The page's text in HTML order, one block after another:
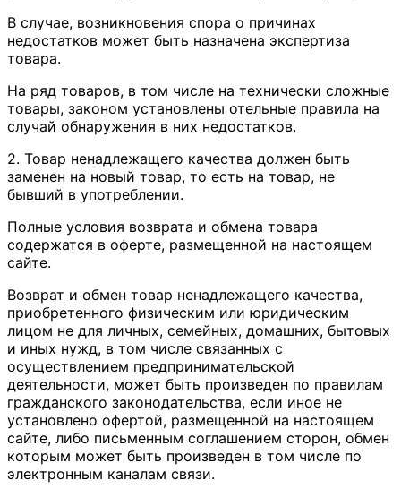
В случае, возникновения спора о причинах
недостатков может быть назначена экспертиза
товара.
На ряд товаров, в том числе на технически сложные
товары, законом установлены отельные правила на
случай обнаружения в них недостатков.
2. Товар ненадлежащего качества должен быть
заменен на новый товар, то есть на товар, не
бывший в употреблении.
Полные условия возврата и обмена товара
содержатся в оферте, размещенной на настоящем
сайте.
Возврат и обмен товар ненадлежащего качества,
приобретенного физическим или юридическим
лицом не для личных, семейных, домашних, бытовых
и иных нужд, в том числе связанных с
осуществлением предпринимательской
деятельности, может быть произведен по правилам
гражданского законодательства, если иное не
установлено офертой, размещенной на настоящем
сайте, либо письменным соглашением сторон, обмен
которым может быть произведен в том числе по
электронным каналам связи.